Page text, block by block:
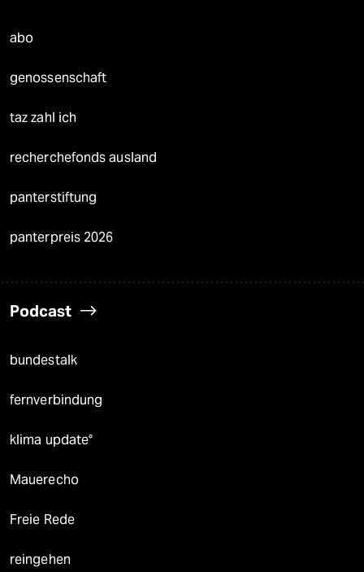
abo
genossenschaft
taz zahl ich
recherchefonds ausland
panterstiftung
panterpreis 2026
Podcast
bundestalk
fernverbindung
klima update°
Mauerecho
Freie Rede
reingehen